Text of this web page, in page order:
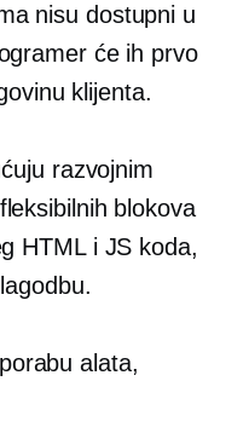
nisu dostupni u
će ih prvo
klijenta.
razvojnim
blokova
HTML i JS koda,
alata,